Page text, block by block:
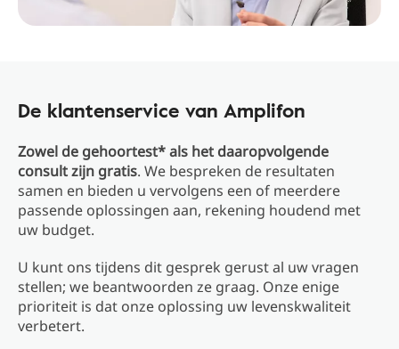
De klantenservice van Amplifon
Zowel de gehoortest* als het daaropvolgende
consult zijn gratis. We bespreken de resultaten
samen en bieden u vervolgens een of meerdere
passende oplossingen aan, rekening houdend met
uw budget.
U kunt ons tijdens dit gesprek gerust al uw vragen
stellen; we beantwoorden ze graag. Onze enige
prioriteit is dat onze oplossing uw levenskwaliteit
verbetert.